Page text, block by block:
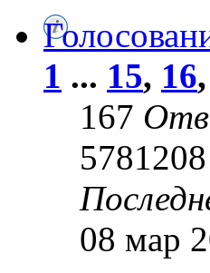
1 ... 15, 16,
167
5781208
08 мар